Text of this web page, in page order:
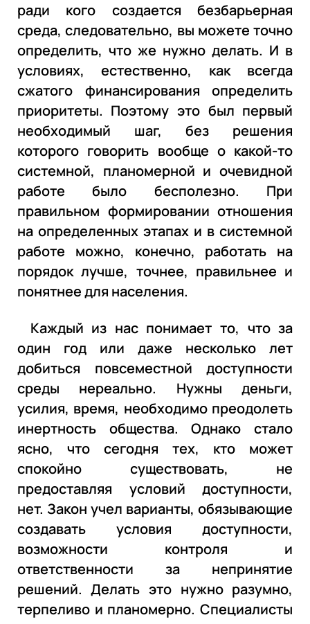
ради кого создается безбарьерная
среда, следовательно, вы можете точно
определить, что же нужно делать. И в
условиях, естественно, как всегда
сжатого финансирования определить
приоритеты. Поэтому это был первый
необходимый шаг, без решения
которого говорить вообще о какой-то
системной, планомерной и очевидной
работе было бесполезно. При
правильном формировании отношения
на определенных этапах и в системной
работе можно, конечно, работать на
порядок лучше, точнее, правильнее и
понятнее для населения.
Каждый из нас понимает то, что за
один год или даже несколько лет
добиться повсеместной доступности
среды нереально. Нужны деньги,
усилия, время, необходимо преодолеть
инертность общества. Однако стало
ясно, что сегодня тех, кто может
спокойно существовать, не
предоставляя условий доступности,
нет. Закон учел варианты, обязывающие
создавать условия доступности,
возможности контроля и
ответственности за непринятие
решений. Делать это нужно разумно,
терпеливо и планомерно. Специалисты